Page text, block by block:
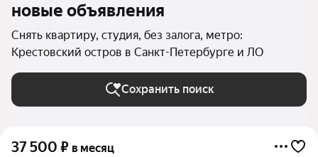
новые объявления
Снять квартиру, студия, без залога, метро:
Крестовский остров в Санкт-Петербурге и ЛО
Сохранить поиск
37 500 ₽ в месяц